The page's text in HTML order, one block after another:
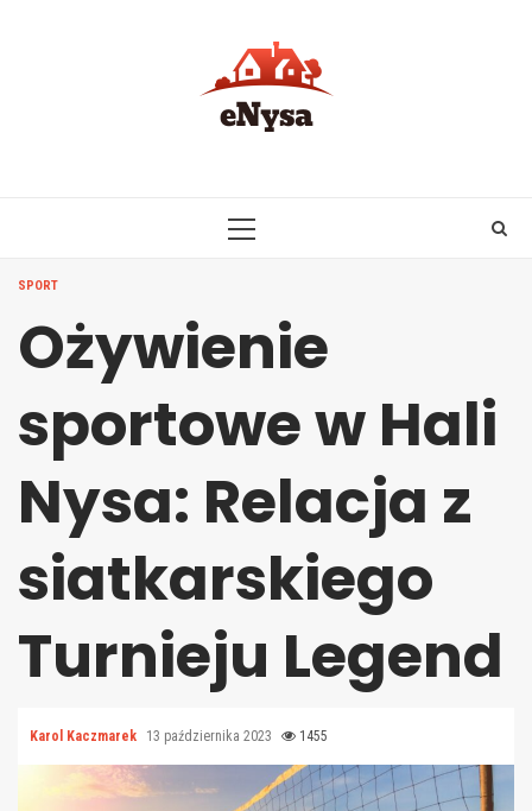
PRIMARY
SPORT
Ożywienie
sportowe w Hali
Nysa: Relacja z
siatkarskiego
Turnieju Legend
Karol Kaczmarek 13 października 2023 1455